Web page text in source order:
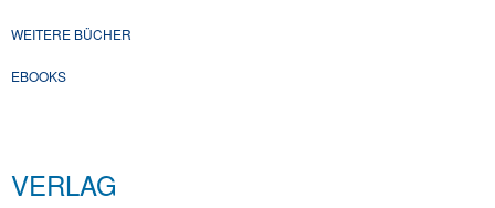
WEITERE BÜCHER
EBOOKS
VERLAG